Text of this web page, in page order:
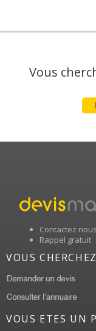
Vous
Contactez nous
Rappel gratuit
VOUS
VOUS ETES UN